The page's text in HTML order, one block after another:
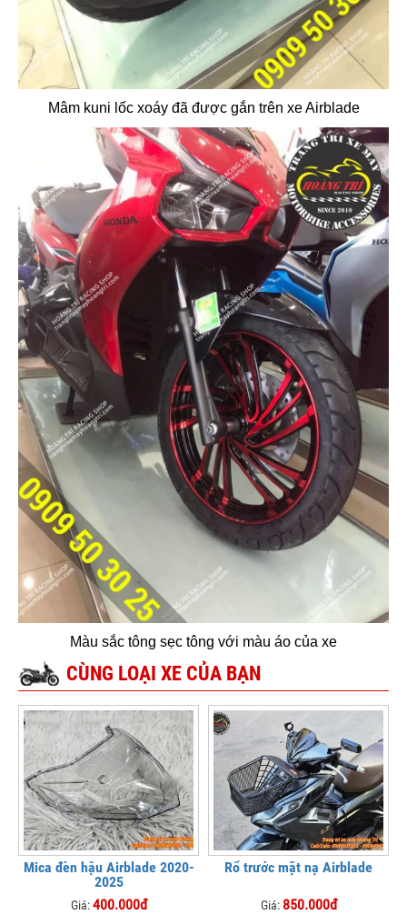
Mâm kuni lốc xoáy đã được gắn trên xe Airblade
Màu sắc tông sẹc tông với màu áo của xe
CÙNG LOẠI XE CỦA BẠN
Mica đèn hậu Airblade 2020-
2025
Giá:400.000đ
Rổ trước mặt nạ Airblade
Giá: 850.000đ